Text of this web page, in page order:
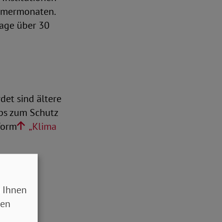
über 30
sind ältere
zum Schutz
„Klima